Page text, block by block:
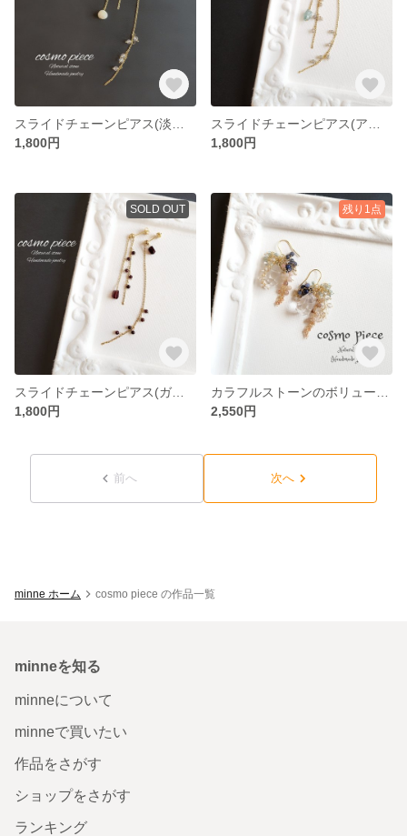
1,800円
1,800円
SOLD OUT
スライドチェーンピアス(ガーネット＆ガーネット)
1,800円
残り1点
2,550円
前へ 次へ
minne ホーム cosmo piece の作品一覧
minneを知る
minneについて
minneで買いたい
作品をさがす
ショップをさがす
ランキング